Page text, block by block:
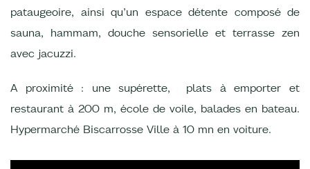
pataugeoire, ainsi qu’un espace détente composé de
sauna, hammam, douche sensorielle et terrasse zen
avec jacuzzi.
A proximité : une supérette, plats à emporter et
restaurant à 200 m, école de voile, balades en bateau.
Hypermarché Biscarrosse Ville à 10 mn en voiture.